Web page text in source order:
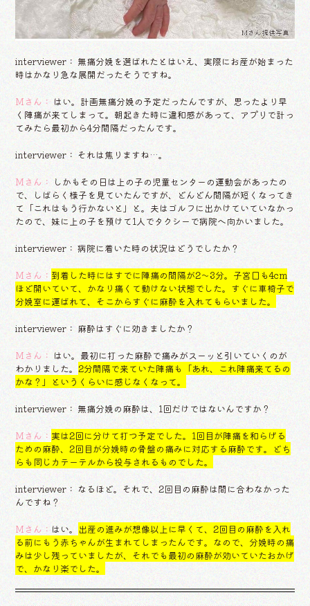
Mさん提供写真
interviewer： 無痛分娩を選ばれたとはいえ、実際にお産が始まった
時はかなり急な展開だったそうですね。
Mさん： はい。計画無痛分娩の予定だったんですが、思ったより早
く陣痛が来てしまって。朝起きた時に違和感があって、アプリで計っ
てみたら最初から4分間隔だったんです。
interviewer： それは焦りますね…。
Mさん： しかもその日は上の子の児童センターの運動会があったの
で、しばらく様子を見ていたんですが、どんどん間隔が短くなってき
て「これはもう行かないと」と。夫はゴルフに出かけていていなかっ
たので、妹に上の子を預けて1人でタクシーで病院へ向かいました。
interviewer： 病院に着いた時の状況はどうでしたか？
Mさん：到着した時にはすでに陣痛の間隔が2〜3分。子宮口も4cm
ほど開いていて、かなり痛くて動けない状態でした。すぐに車椅子で
分娩室に運ばれて、そこからすぐに麻酔を入れてもらいました。
interviewer： 麻酔はすぐに効きましたか？
Mさん： はい。最初に打った麻酔で痛みがスーッと引いていくのが
わかりました。2分間隔で来ていた陣痛も「あれ、これ陣痛来てるの
かな？」というくらいに感じなくなって。
interviewer： 無痛分娩の麻酔は、1回だけではないんですか？
Mさん： 実は2回に分けて打つ予定でした。1回目が陣痛を和らげる
ための麻酔、2回目が分娩時の骨盤の痛みに対応する麻酔です。どち
らも同じカテーテルから投与されるものでした。
interviewer： なるほど。それで、2回目の麻酔は間に合わなかった
んですね？
Mさん：はい。 出産の進みが想像以上に早くて、2回目の麻酔を入れ
る前にもう赤ちゃんが生まれてしまったんです。なので、分娩時の痛
みは少し残っていましたが、それでも最初の麻酔が効いていたおかげ
で、かなり楽でした。